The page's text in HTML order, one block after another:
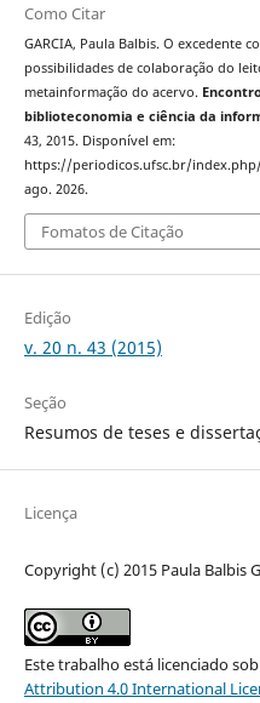
Como Citar
GARCIA, Paula Balbis. O excedente
possibilidades de colaboração do
metainformação do acervo.
biblioteconomia e ciência da
43, 2015. Disponível em:
https://periodicos.ufsc.br/
ago. 2026.
Fomatos de Citação
Edição
v. 20 n. 43 (2015)
Seção
Resumos de teses e
Licença
Copyright (c) 2015 Paula Balbis
Este trabalho está licenciado
Attribution 4.0 International